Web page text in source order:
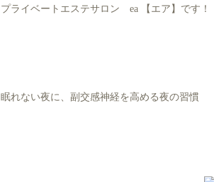
プライベートエステサロン ea 【エア】です！
眠れない夜に、副交感神経を高める夜の習慣